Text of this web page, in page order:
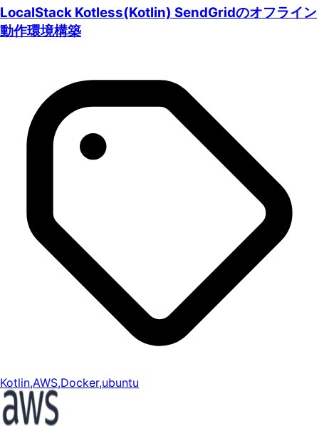
LocalStack Kotless(Kotlin) SendGridのオフライン
動作環境構築
Kotlin,AWS,Docker,ubuntu